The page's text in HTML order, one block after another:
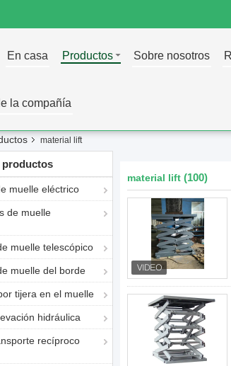
En casa Productos Sobre nosotros
la compañía
material lift
productos
muelle eléctrico
de muelle
muelle telescópico
muelle del borde
tijera en el muelle
hidráulica
recíproco
material lift (100)